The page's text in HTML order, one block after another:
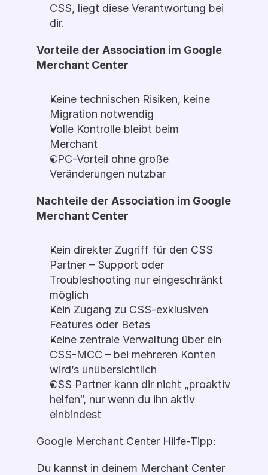
CSS, liegt diese Verantwortung bei
dir.
Vorteile der Association im Google
Merchant Center
Keine technischen Risiken, keine
Migration notwendig
Volle Kontrolle bleibt beim
Merchant
CPC-Vorteil ohne große
Veränderungen nutzbar
Nachteile der Association im Google
Merchant Center
Kein direkter Zugriff für den CSS
Partner – Support oder
Troubleshooting nur eingeschränkt
möglich
Kein Zugang zu CSS-exklusiven
Features oder Betas
Keine zentrale Verwaltung über ein
CSS-MCC – bei mehreren Konten
wird’s unübersichtlich
CSS Partner kann dir nicht „proaktiv
helfen“, nur wenn du ihn aktiv
einbindest
Google Merchant Center Hilfe-Tipp:
Du kannst in deinem Merchant Center